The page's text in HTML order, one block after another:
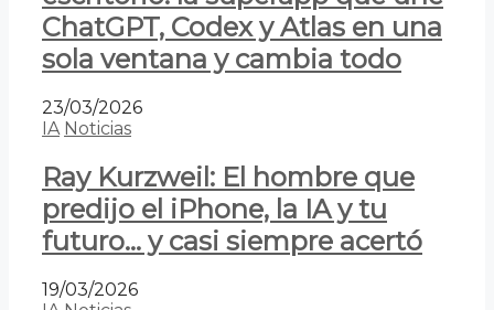
ChatGPT, Codex y Atlas en una
sola ventana y cambia todo
23/03/2026
IA Noticias
Ray Kurzweil: El hombre que
predijo el iPhone, la IA y tu
futuro… y casi siempre acertó
19/03/2026